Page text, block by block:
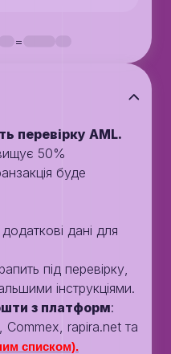
=
перевірку AML.
50%
буде
дані для
під перевірку,
інструкціями.
з платформ:
rapira.net та
списком).